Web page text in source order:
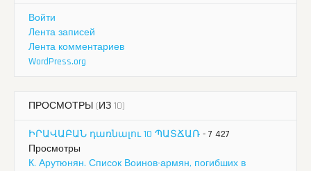
Войти
Лента записей
Лента комментариев
WordPress.org
ПРОСМОТРЫ (ИЗ 10)
ԻՐԱՎԱԲԱՆ դառնալու 10 ՊԱՏՃԱՌ - 7 427
Просмотры
К. Арутюнян. Список Воинов-армян, погибших в